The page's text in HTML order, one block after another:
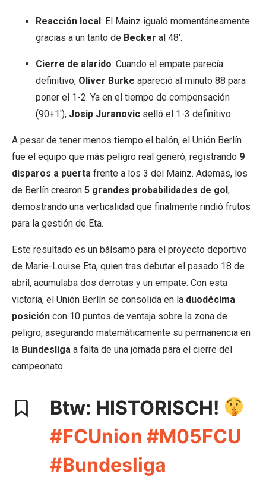
Reacción local: El Mainz igualó momentáneamente
gracias a un tanto de Becker al 48′.
Cierre de alarido: Cuando el empate parecía
definitivo, Oliver Burke apareció al minuto 88 para
poner el 1-2. Ya en el tiempo de compensación
(90+1′), Josip Juranovic selló el 1-3 definitivo.
A pesar de tener menos tiempo el balón, el Unión Berlín
fue el equipo que más peligro real generó, registrando 9
disparos a puerta frente a los 3 del Mainz. Además, los
de Berlín crearon 5 grandes probabilidades de gol,
demostrando una verticalidad que finalmente rindió frutos
para la gestión de Eta.
Este resultado es un bálsamo para el proyecto deportivo
de Marie-Louise Eta, quien tras debutar el pasado 18 de
abril, acumulaba dos derrotas y un empate. Con esta
victoria, el Unión Berlín se consolida en la duodécima
posición con 10 puntos de ventaja sobre la zona de
peligro, asegurando matemáticamente su permanencia en
la Bundesliga a falta de una jornada para el cierre del
campeonato.
Btw: HISTORISCH!
#FCUnion #M05FCU
#Bundesliga